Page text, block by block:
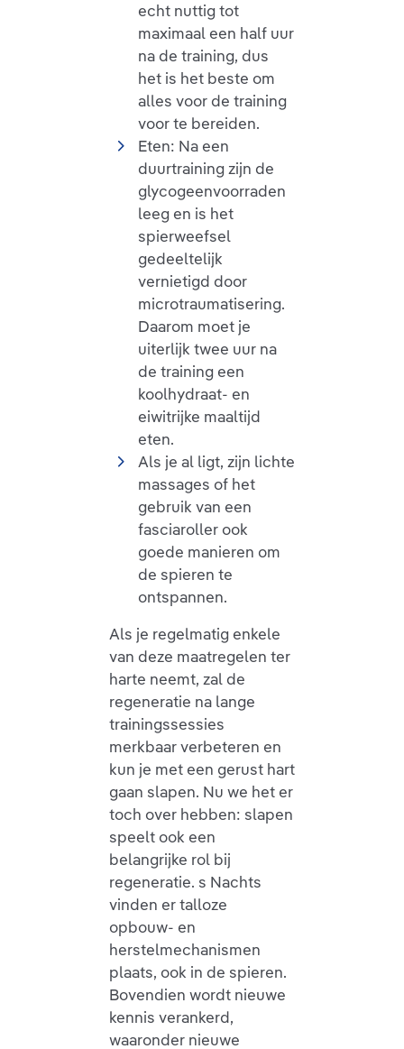
echt nuttig tot
maximaal een half uur
na de training, dus
het is het beste om
alles voor de training
voor te bereiden.
Eten: Na een
duurtraining zijn de
glycogeenvoorraden
leeg en is het
spierweefsel
gedeeltelijk
vernietigd door
microtraumatisering.
Daarom moet je
uiterlijk twee uur na
de training een
koolhydraat- en
eiwitrijke maaltijd
eten.
Als je al ligt, zijn lichte
massages of het
gebruik van een
fasciaroller ook
goede manieren om
de spieren te
ontspannen.
Als je regelmatig enkele
van deze maatregelen ter
harte neemt, zal de
regeneratie na lange
trainingssessies
merkbaar verbeteren en
kun je met een gerust hart
gaan slapen. Nu we het er
toch over hebben: slapen
speelt ook een
belangrijke rol bij
regeneratie. s Nachts
vinden er talloze
opbouw- en
herstelmechanismen
plaats, ook in de spieren.
Bovendien wordt nieuwe
kennis verankerd,
waaronder nieuwe